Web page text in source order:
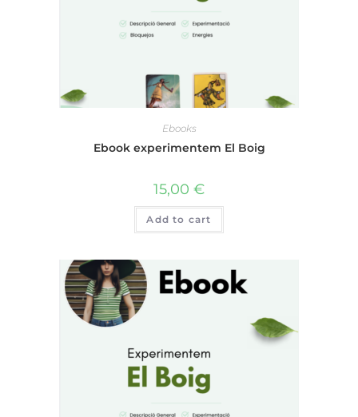
Ebooks
Ebook experimentem El Boig
15,00 €
Add to cart